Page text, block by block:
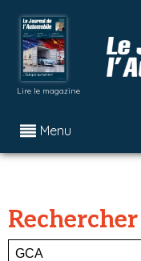
Lire le magazine
Menu
Rechercher